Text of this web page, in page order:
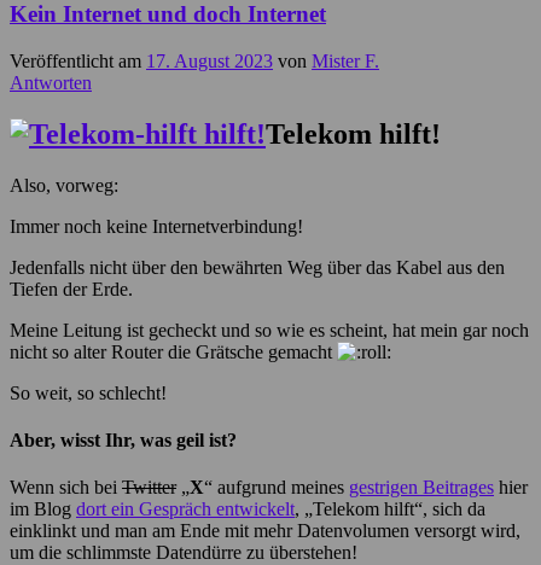
Kein Internet und doch Internet
Veröffentlicht am 17. August 2023 von Mister F.
Antworten
Telekom hilft!
Also, vorweg:
Immer noch keine Internetverbindung!
Jedenfalls nicht über den bewährten Weg über das Kabel aus den
Tiefen der Erde.
Meine Leitung ist gecheckt und so wie es scheint, hat mein gar noch
nicht so alter Router die Grätsche gemacht
So weit, so schlecht!
Aber, wisst Ihr, was geil ist?
Wenn sich bei Twitter„X“ aufgrund meines gestrigen Beitrages hier
im Blog dort ein Gespräch entwickelt, „Telekom hilft“, sich da
einklinkt und man am Ende mit mehr Datenvolumen versorgt wird,
um die schlimmste Datendürre zu überstehen!